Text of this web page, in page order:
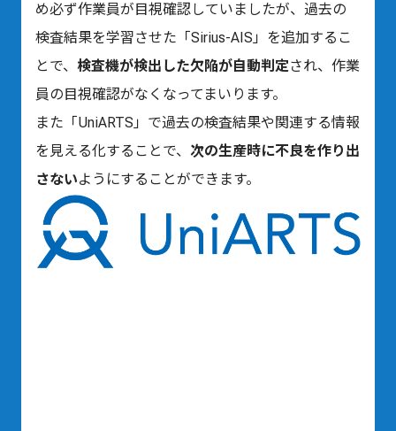
め必ず作業員が目視確認していましたが、過去の
検査結果を学習させた「Sirius-AIS」を追加するこ
とで、検査機が検出した欠陥が自動判定され、作業
員の目視確認がなくなってまいります。
また「UniARTS」で過去の検査結果や関連する情報
を見える化することで、 次の生産時に不良を作り出
さないようにすることができます。